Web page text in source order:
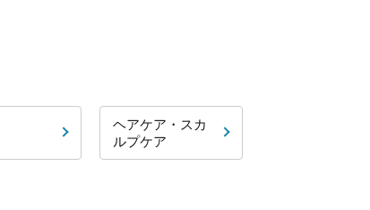
ヘアケア・スカ
ルプケア